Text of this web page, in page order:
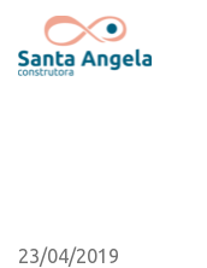
23/04/2019